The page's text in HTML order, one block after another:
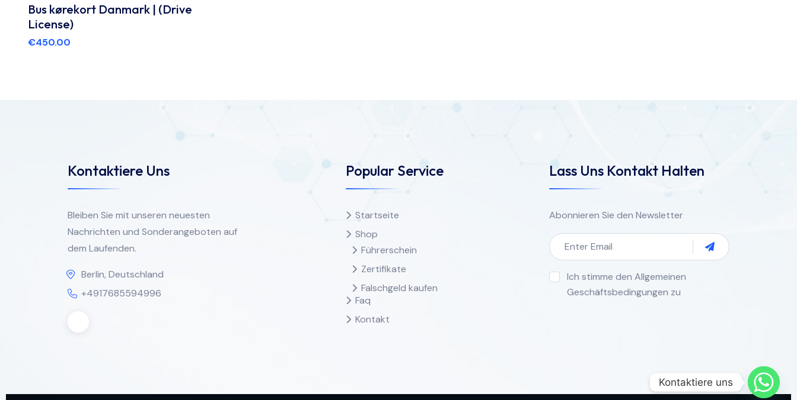
Bus kørekort Danmark | (Drive
License)
€450.00
Kontaktiere Uns
Bleiben Sie mit unseren neuesten
Nachrichten und Sonderangeboten auf
dem Laufenden.
Berlin, Deutschland
+4917685594996
Popular Service
Startseite
Shop
Führerschein
Zertifikate
Falschgeld kaufen
Faq
Kontakt
Lass Uns Kontakt Halten
Abonnieren Sie den Newsletter
Ich stimme den Allgemeinen
Geschäftsbedingungen zu
Kontaktiere uns